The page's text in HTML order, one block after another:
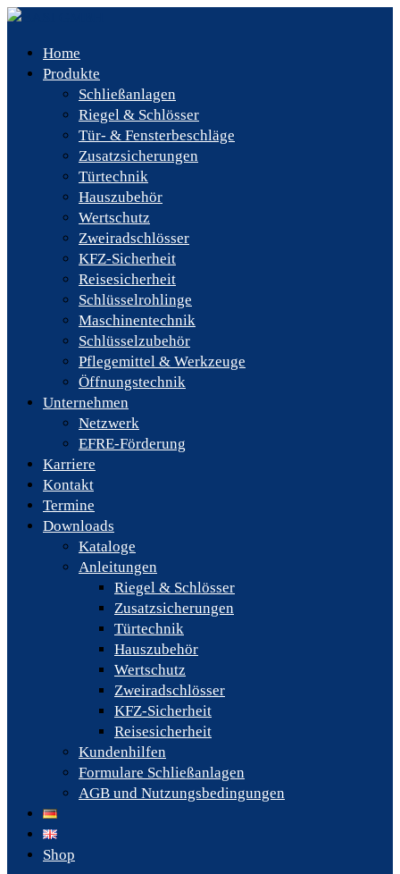
Home
Produkte
Schließanlagen
Riegel & Schlösser
Tür- & Fensterbeschläge
Zusatzsicherungen
Türtechnik
Hauszubehör
Wertschutz
Zweiradschlösser
KFZ-Sicherheit
Reisesicherheit
Schlüsselrohlinge
Maschinentechnik
Schlüsselzubehör
Pflegemittel & Werkzeuge
Öffnungstechnik
Unternehmen
Netzwerk
EFRE-Förderung
Karriere
Kontakt
Termine
Downloads
Kataloge
Anleitungen
Riegel & Schlösser
Zusatzsicherungen
Türtechnik
Hauszubehör
Wertschutz
Zweiradschlösser
KFZ-Sicherheit
Reisesicherheit
Kundenhilfen
Formulare Schließanlagen
AGB und Nutzungsbedingungen
Shop